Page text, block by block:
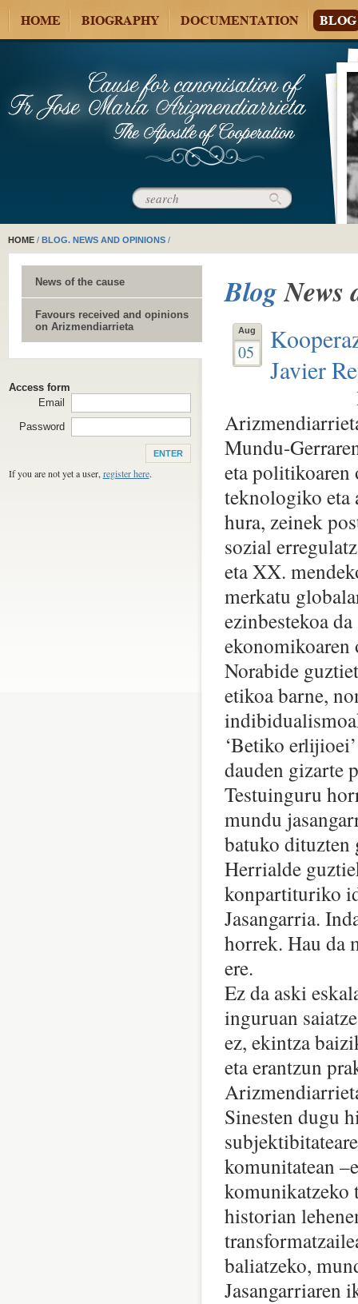
HOME BIOGRAPHY DOCUMENTATION BLOG
HOME/ BLOG. NEWS AND OPINIONS/
News of the cause
Favours received and opinions
on Arizmendiarrieta
Access form
Email
Password
If you are not yet a user, register here.
BlogNews
Aug
05
Javier
Mundu-
eta
teknologiko eta
hura, zeinek
sozial
eta XX.
merkatu
ezinbestekoa
Norabide
etikoa barne,
‘Betiko
dauden gizarte
Testuinguru
mundu
batuko
Herrialde
konpartituriko
Jasangarria.
horrek. Hau da
ere.
Ez da aski
inguruan
ez, ekintza
eta erantzun
Sinesten dugu
komunitatean
komunikatzeko
historian
baliatzeko,
Jasangarriaren